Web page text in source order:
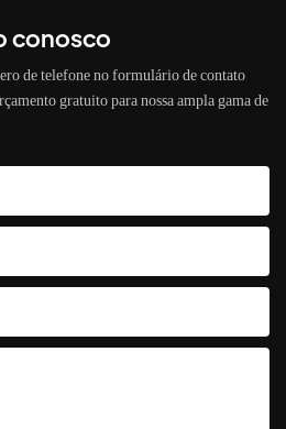
conosco
de telefone no formulário de contato
gratuito para nossa ampla gama de